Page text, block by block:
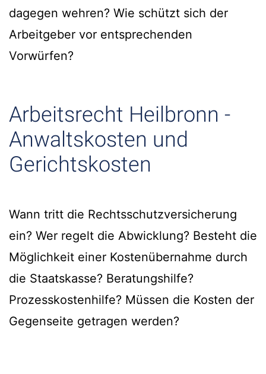
dagegen wehren? Wie schützt sich der
Arbeitgeber vor entsprechenden
Vorwürfen?
Arbeitsrecht Heilbronn -
Anwaltskosten und
Gerichtskosten
Wann tritt die Rechtsschutzversicherung
ein? Wer regelt die Abwicklung? Besteht die
Möglichkeit einer Kostenübernahme durch
die Staatskasse? Beratungshilfe?
Prozesskostenhilfe? Müssen die Kosten der
Gegenseite getragen werden?